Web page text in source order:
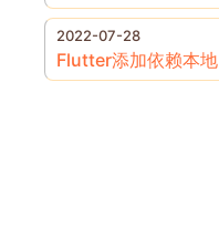
2022-07-28
Flutter添加依赖本地